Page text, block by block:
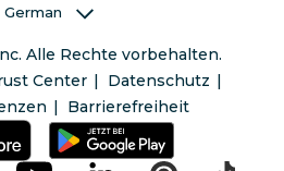
German
Alle Rechte vorbehalten.
Center
Datenschutz
Barrierefreiheit